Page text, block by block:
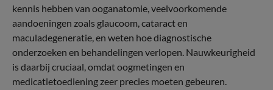
kennis hebben van ooganatomie, veelvoorkomende
aandoeningen zoals glaucoom, cataract en
maculadegeneratie, en weten hoe diagnostische
onderzoeken en behandelingen verlopen. Nauwkeurigheid
is daarbij cruciaal, omdat oogmetingen en
medicatietoediening zeer precies moeten gebeuren.